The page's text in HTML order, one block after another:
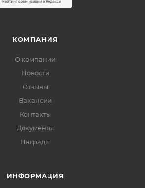
КОМПАНИЯ
О компании
Новости
Отзывы
Вакансии
Контакты
Документы
Награды
ИНФОРМАЦИЯ